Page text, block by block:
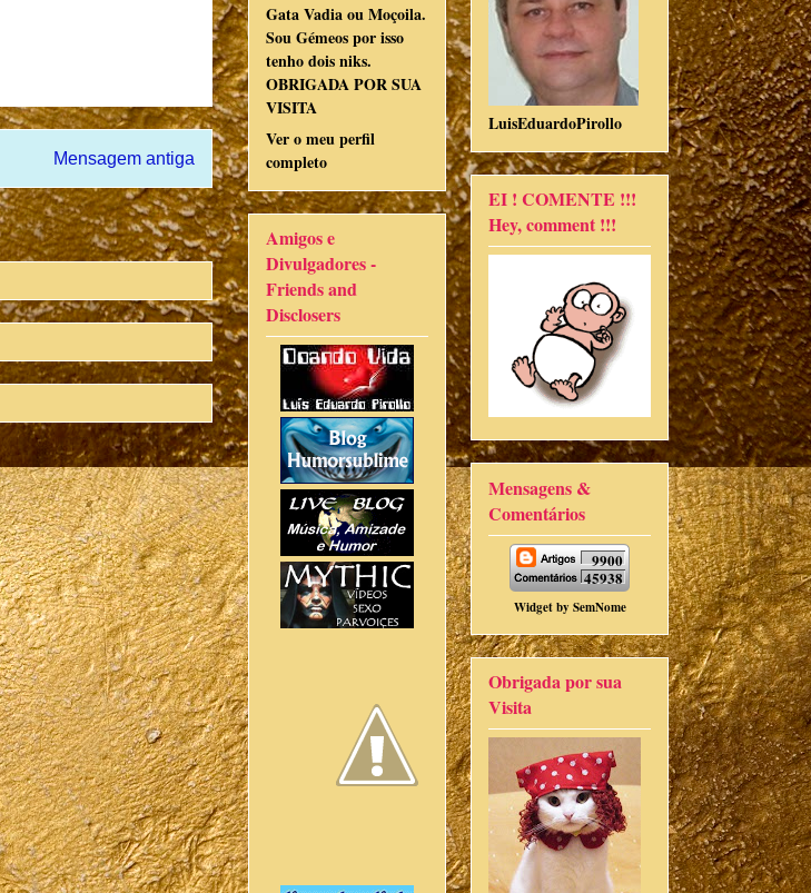
Mensagem antiga
Gata Vadia ou Moçoila.
Sou Gémeos por isso
tenho dois niks.
OBRIGADA POR SUA
VISITA
Ver o meu perfil
completo
Amigos e
Divulgadores -
Friends and
Disclosers
LuisEduardoPirollo
EI ! COMENTE !!!
Hey, comment !!!
Mensagens &
Comentários
9900
45938
Widget by SemNome
Obrigada por sua
Visita